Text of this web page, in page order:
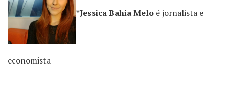
*Jessica Bahia Melo é jornalista e
economista